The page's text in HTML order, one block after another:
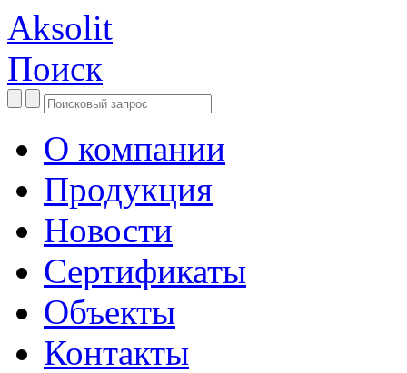
Aksolit
Поиск
О компании
Продукция
Новости
Сертификаты
Объекты
Контакты